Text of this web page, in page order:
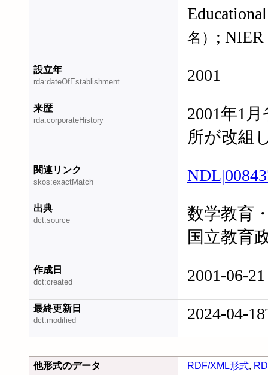
名） ; NIER
設立年
rda:dateOfEstablishment 2001
来歴
rda:corporateHistory
2001年1
所が改組
関連リンク
skos:exactMatch
出典
dct:source
数学教育
国立教育
作成日
dct:created 2001-06-21
最終更新日
dct:modified 2024-04-
他形式のデータ RDF/XML形式,